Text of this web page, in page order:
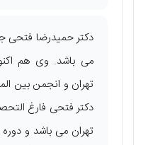
دکتر حمیدرضا فتحی
می ‌باشد‌. وی هم
تهران و انجمن بین‌
دکتر فتحی فارغ
تهران می ‌باشد و